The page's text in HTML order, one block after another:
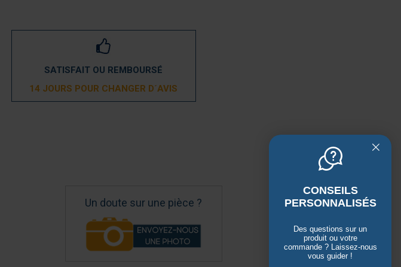
SATISFAIT OU REMBOURSÉ
14 JOURS POUR CHANGER D´AVIS
Un doute sur une pièce ?
CONSEILS
PERSONNALISÉS
Des questions sur un
produit ou votre
commande ? Laissez-nous
vous guider !